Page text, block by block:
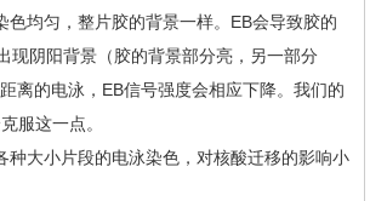
色均匀，整片胶的背景一样。EB会导致胶的
现阴阳背景（胶的背景部分亮，另一部分
离的电泳，EB信号强度会相应下降。我们的
服这一点。
种大小片段的电泳染色，对核酸迁移的影响小